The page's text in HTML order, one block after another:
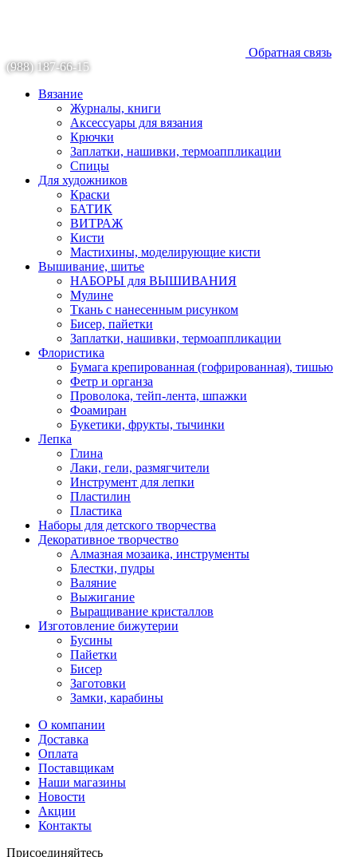
Обратная связь
(988) 187-66-15
Вязание
Журналы, книги
Аксессуары для вязания
Крючки
Заплатки, нашивки, термоаппликации
Спицы
Для художников
Краски
БАТИК
ВИТРАЖ
Кисти
Мастихины, моделирующие кисти
Вышивание, шитье
НАБОРЫ для ВЫШИВАНИЯ
Мулине
Ткань с нанесенным рисунком
Бисер, пайетки
Заплатки, нашивки, термоаппликации
Флористика
Бумага крепированная (гофрированная), тишью
Фетр и органза
Проволока, тейп-лента, шпажки
Фоамиран
Букетики, фрукты, тычинки
Лепка
Глина
Лаки, гели, размягчители
Инструмент для лепки
Пластилин
Пластика
Наборы для детского творчества
Декоративное творчество
Алмазная мозаика, инструменты
Блестки, пудры
Валяние
Выжигание
Выращивание кристаллов
Изготовление бижутерии
Бусины
Пайетки
Бисер
Заготовки
Замки, карабины
О компании
Доставка
Оплата
Поставщикам
Наши магазины
Новости
Акции
Контакты
Присоединяйтесь